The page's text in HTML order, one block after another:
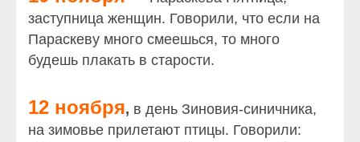
заступница женщин. Говорили, что если на
Параскеву много смеешься, то много
будешь плакать в старости.
12 ноября, в день Зиновия-синичника,
на зимовье прилетают птицы. Говорили: